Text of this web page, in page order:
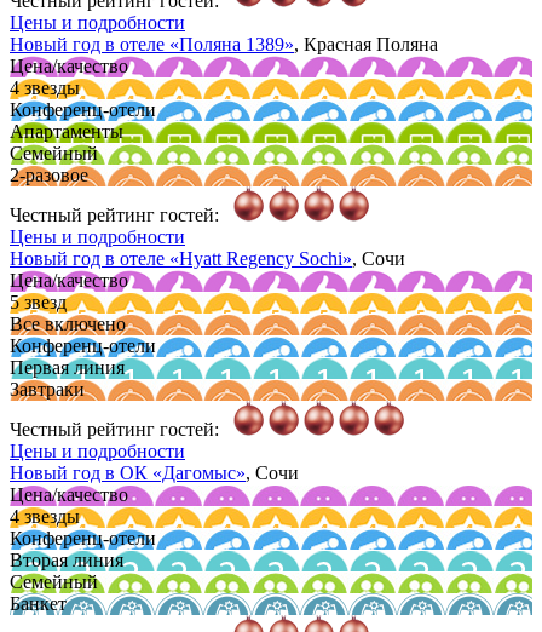
Цены и подробности
Новый год в отеле «Поляна 1389», Красная Поляна
Цена/качество
4 звезды
Конференц-отели
Апартаменты
Семейный
2-разовое
Честный рейтинг гостей:
Цены и подробности
Новый год в отеле «Hyatt Regency Sochi», Сочи
Цена/качество
5 звезд
Все включено
Конференц-отели
Первая линия
Завтраки
Честный рейтинг гостей:
Цены и подробности
Новый год в ОК «Дагомыс», Сочи
Цена/качество
4 звезды
Конференц-отели
Вторая линия
Семейный
Банкет